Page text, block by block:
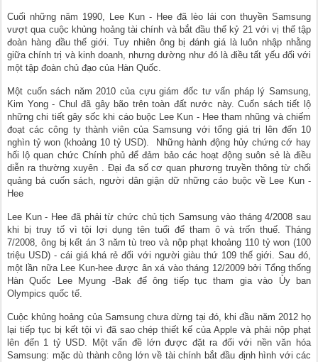
Cuối những năm 1990, Lee Kun - Hee đã lèo lái con thuyền Samsung
vượt qua cuộc khủng hoảng tài chính và bắt đầu thế kỷ 21 với vị thế tập
đoàn hàng đầu thế giới. Tuy nhiên ông bị đánh giá là luôn nhập nhằng
giữa chính trị và kinh doanh, nhưng dường như đó là điều tất yếu đối với
một tập đoàn chủ đạo của Hàn Quốc.
Một cuốn sách năm 2010 của cựu giám đốc tư vấn pháp lý Samsung,
Kim Yong - Chul đã gây bão trên toàn đất nước này. Cuốn sách tiết lộ
những chi tiết gây sốc khi cáo buộc Lee Kun - Hee tham nhũng và chiếm
đoạt các công ty thành viên của Samsung với tổng giá trị lên đến 10
nghìn tỷ won (khoảng 10 tỷ USD). Những hành động hủy chứng cớ hay
hối lộ quan chức Chính phủ để đảm bảo các hoạt động suôn sẻ là điều
diễn ra thường xuyên . Đại đa số cơ quan phương truyền thông từ chối
quảng bá cuốn sách, người dân giận dữ những cáo buộc về Lee Kun -
Hee
Lee Kun - Hee đã phải từ chức chủ tịch Samsung vào tháng 4/2008 sau
khi bị truy tố vì tội lợi dụng tên tuổi để tham ô và trốn thuế. Tháng
7/2008, ông bị kết án 3 năm tù treo và nộp phạt khoảng 110 tỷ won (100
triệu USD) - cái giá khá rẻ đối với người giàu thứ 109 thế giới. Sau đó,
một lần nữa Lee Kun-hee được ân xá vào tháng 12/2009 bởi Tổng thống
Hàn Quốc Lee Myung -Bak để ông tiếp tục tham gia vào Ủy ban
Olympics quốc tế.
Cuộc khủng hoảng của Samsung chưa dừng tại đó, khi đầu năm 2012 họ
lại tiếp tục bị kết tội vì đã sao chép thiết kế của Apple và phải nộp phạt
lên đến 1 tỷ USD. Một vấn đề lớn được đặt ra đối với nền văn hóa
Samsung: mặc dù thành công lớn về tài chính bắt đầu định hình với các